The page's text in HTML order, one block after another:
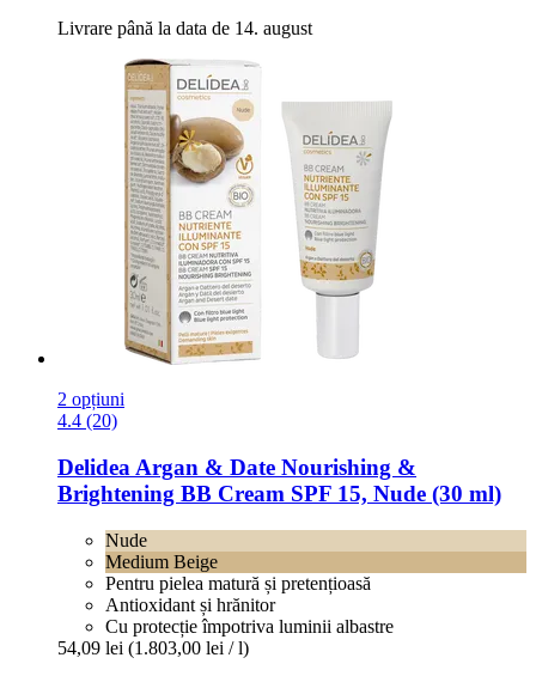
Livrare până la data de 14. august
2 opțiuni
4.4 (20)
Delidea Argan & Date Nourishing &
Brightening BB Cream SPF 15, Nude (30 ml)
Nude
Medium Beige
Pentru pielea matură și pretențioasă
Antioxidant și hrănitor
Cu protecție împotriva luminii albastre
54,09 lei (1.803,00 lei / l)